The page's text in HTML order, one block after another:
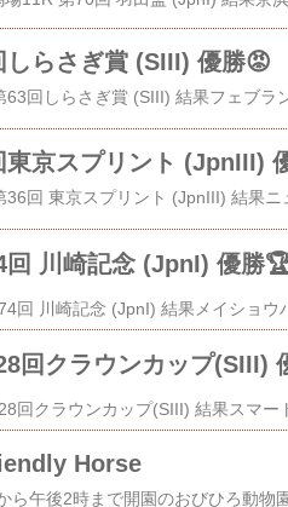
らさぎ賞 (SIII) 優勝😡
東京スプリント (JpnIII)
回 川崎記念 (JpnI) 優勝
回クラウンカップ(SIII)
Horse